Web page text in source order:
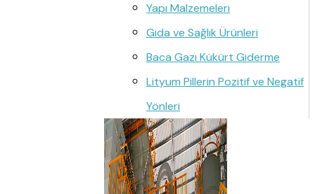
Yapı Malzemeleri
Gıda ve Sağlık Ürünleri
Baca Gazı Kükürt Giderme
Lityum Pillerin Pozitif ve Negatif
Yönleri